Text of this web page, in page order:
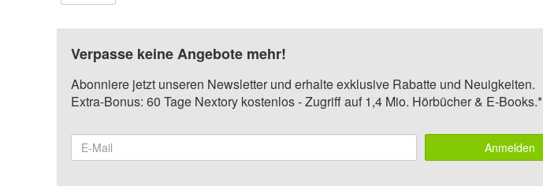
Verpasse keine Angebote mehr!
Abonniere jetzt unseren Newsletter und erhalte exklusive Rabatte und Neuigkeiten.
Extra-Bonus: 60 Tage Nextory kostenlos - Zugriff auf 1,4 Mio. Hörbücher & E-Books.*
Anmelden